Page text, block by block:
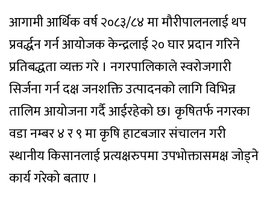
आगामी आर्थिक वर्ष २०८३/८४ मा मौरीपालनलाई थप
प्रवर्द्धन गर्न आयोजक केन्द्रलाई २० घार प्रदान गरिने
प्रतिबद्धता व्यक्त गरे । नगरपालिकाले स्वरोजगारी
सिर्जना गर्न दक्ष जनशक्ति उत्पादनको लागि विभिन्न
तालिम आयोजना गर्दै आईरहेको छ। कृषितर्फ नगरका
वडा नम्बर ४ र ९ मा कृषि हाटबजार संचालन गरी
स्थानीय किसानलाई प्रत्यक्षरुपमा उपभोक्तासमक्ष जोड्ने
कार्य गरेको बताए ।